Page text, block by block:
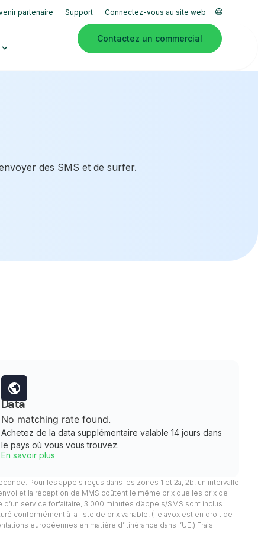
partenaire Support Connectez-vous au site web
Contactez un commercial
des SMS et de surfer.
Data
No matching rate found.
Achetez de la data supplémentaire valable 14 jours dans
le pays où vous vous trouvez.
En savoir plus
Pour les appels reçus dans les zones 1 et 2a, 2b, un intervalle
et la réception de MMS coûtent le même prix que les prix de
service forfaitaire, 3 000 minutes d’appels/SMS sont inclus
conformément à la liste de prix variable. (Telavox est en droit de
européennes en matière d’itinérance dans l’UE.) Frais